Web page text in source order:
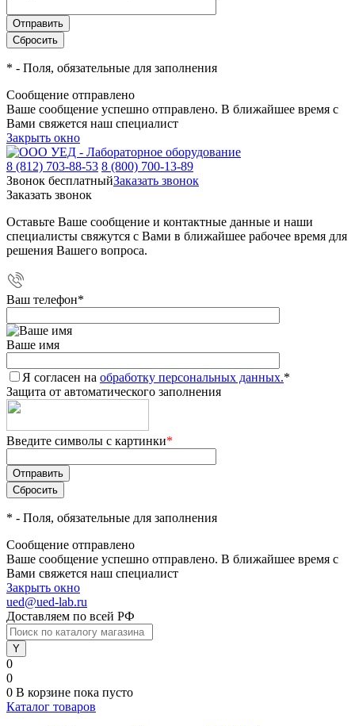
* - Поля, обязательные для заполнения
Сообщение отправлено
Ваше сообщение успешно отправлено. В ближайшее время с
Вами свяжется наш специалист
Закрыть окно
8 (812) 703-88-53 8 (800) 700-13-89
Звонок бесплатныйЗаказать звонок
Заказать звонок
Оставьте Ваше сообщение и контактные данные и наши
специалисты свяжутся с Вами в ближайшее рабочее время для
решения Вашего вопроса.
Ваш телефон*
Ваше имя
Я согласен на обработку персональных данных.*
Защита от автоматического заполнения
Введите символы с картинки*
* - Поля, обязательные для заполнения
Сообщение отправлено
Ваше сообщение успешно отправлено. В ближайшее время с
Вами свяжется наш специалист
Закрыть окно
ued@ued-lab.ru
Доставляем по всей РФ
0
0
0 В корзине пока пусто
Каталог товаров